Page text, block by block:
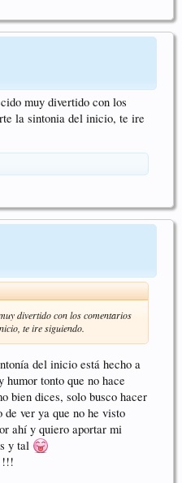
muy divertido con los
la sintonia del inicio, te ire
divertido con los comentarios
te ire siguiendo.
del inicio está hecho a
humor tonto que no hace
bien dices, solo busco hacer
ver ya que no he visto
ahí y quiero aportar mi
y tal
!!!